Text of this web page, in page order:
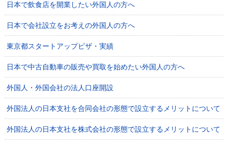
日本で飲食店を開業したい外国人の方へ
日本で会社設立をお考えの外国人の方へ
東京都スタートアップビザ・実績
日本で中古自動車の販売や買取を始めたい外国人の方へ
外国人・外国会社の法人口座開設
外国法人の日本支社を合同会社の形態で設立するメリットについて
外国法人の日本支社を株式会社の形態で設立するメリットについて